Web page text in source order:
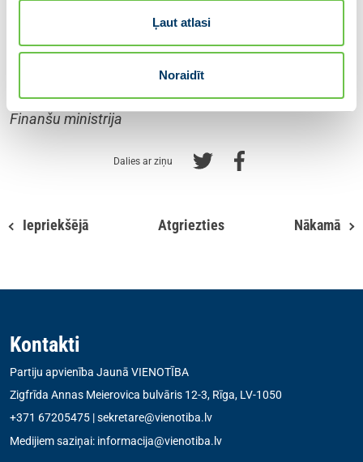
Ļaut atlasi
Noraidīt
pavadošo likumprojektu paketē, kas stājas spēkā
ar 2024. gada 1. janvāri.
Informāciju sagatavoja:
Finanšu ministrija
Dalies ar ziņu
Iepriekšējā Atgriezties Nākamā
Kontakti
Partiju apvienība Jaunā VIENOTĪBA
Zigfrīda Annas Meierovica bulvāris 12-3, Rīga, LV-1050
+371 67205475 |sekretare@vienotiba.lv
Medijiem saziņai: informacija@vienotiba.lv